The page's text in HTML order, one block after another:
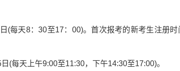
天8：30至17：00)。首次报考的新考生注册时
天上午9:00至11:30，下午14:30至17:00)。